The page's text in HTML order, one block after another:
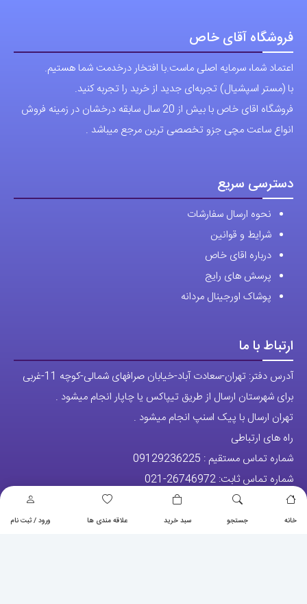
خانه جستجو سبد خرید علاقه مندی ها ورود / ثبت نام
با (مستر اسپشیال) تجربه‌ای جدید از خرید را تجربه کنید.
فروشگاه اقای خاص با بیش از 20 سال سابقه درخشان در زمینه فروش
انواع ساعت مچی جزو تخصصی ترین مرجع میباشد .
دسترسی سریع
شرایط و قوانین
درباره اقای خاص
پرسش های رایج
پوشاک اورجینال مردانه
ارتباط با ما
برای شهرستان ارسال از طریق تیپاکس یا چاپار انجام میشود .
تهران ارسال با پیک اسنپ انجام میشود .
راه های ارتباطی
شماره تماس مستقیم :
09129236225
شماره تماس ثابت:
26746972
تلگرام
پیج ساعت
مجوزها